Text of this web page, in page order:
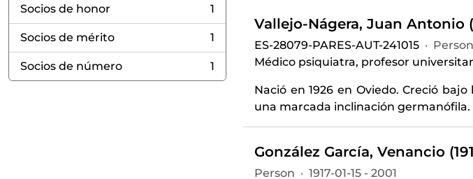
Socios de honor
, 1 results
1
Socios de mérito
, 1 results
1
Socios de número
, 1 results
1
Vallejo-Nágera, Juan Antonio
ES-28079-PARES-AUT-241015 · Person
Médico psiquiatra, profesor
Nació en 1926 en Oviedo. Creció
una marcada inclinación
González García, Venancio
Person · 1917-01-15 - 2001